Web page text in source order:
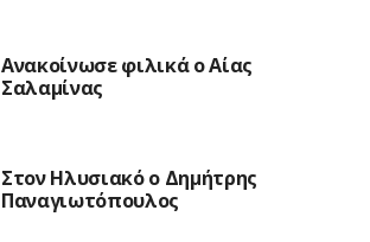
Ανακοίνωσε φιλικά ο Αίας
Σαλαμίνας
Στον Ηλυσιακό ο Δημήτρης
Παναγιωτόπουλος